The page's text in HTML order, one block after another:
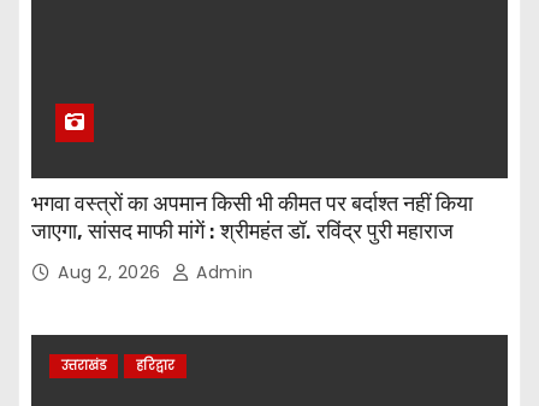
भगवा वस्त्रों का अपमान किसी भी कीमत पर बर्दाश्त नहीं किया
जाएगा, सांसद माफी मांगें : श्रीमहंत डॉ. रविंद्र पुरी महाराज
Aug 2, 2026 Admin
उत्तराखंड हरिद्वार